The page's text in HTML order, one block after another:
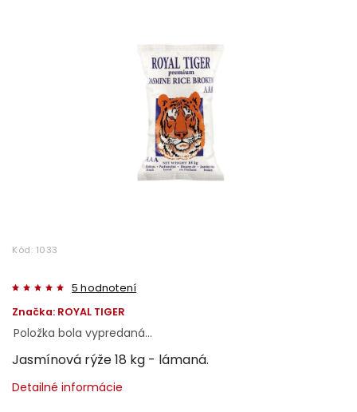
Kód: 1033
5 hodnotení
Značka: ROYAL TIGER
Položka bola vypredaná…
Jasmínová rýže 18 kg - lámaná.
Detailné informácie